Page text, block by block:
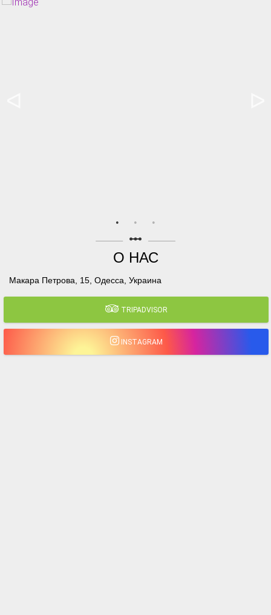
linear_scale
О НАС
Макара Петрова, 15, Одесса, Украина
TRIPADVISOR
INSTAGRAM